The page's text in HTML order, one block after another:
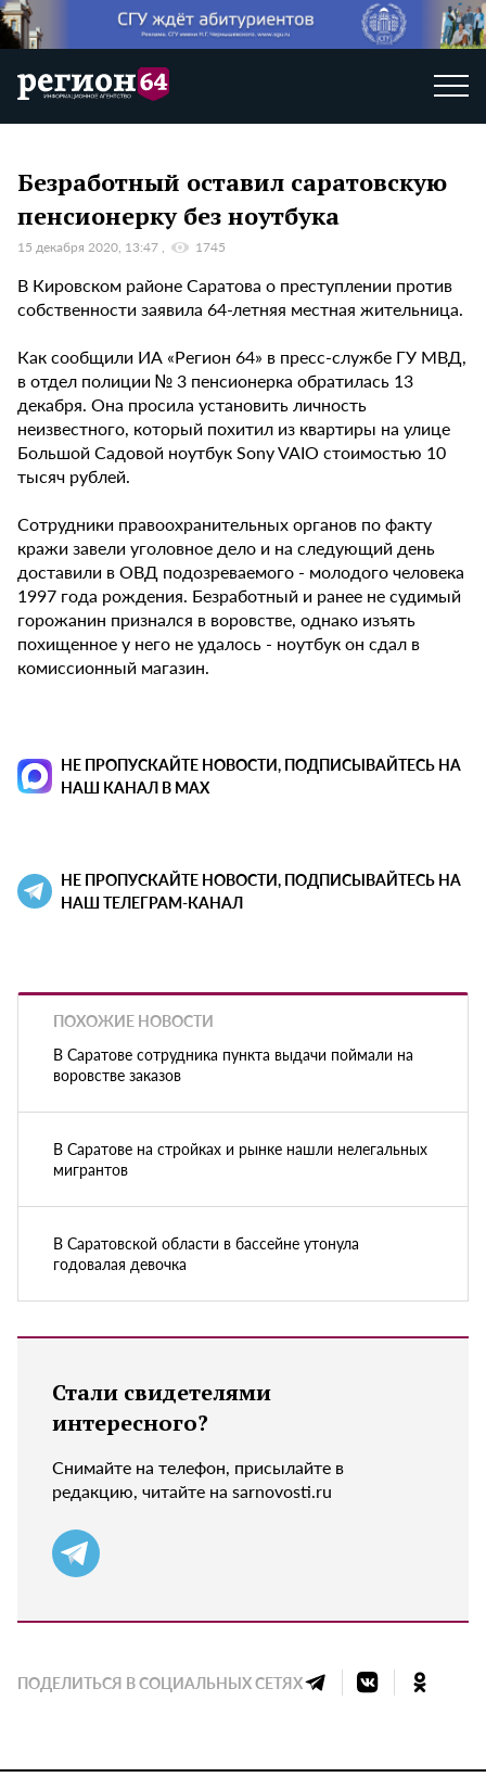
Безработный оставил саратовскую
пенсионерку без ноутбука
15 декабря 2020, 13:47 1745
В Кировском районе Саратова о преступлении против
собственности заявила 64-летняя местная жительница.
Как сообщили ИА «Регион 64» в пресс-службе ГУ МВД,
в отдел полиции № 3 пенсионерка обратилась 13
декабря. Она просила установить личность
неизвестного, который похитил из квартиры на улице
Большой Садовой ноутбук Sony VAIO стоимостью 10
тысяч рублей.
Сотрудники правоохранительных органов по факту
кражи завели уголовное дело и на следующий день
доставили в ОВД подозреваемого - молодого человека
1997 года рождения. Безработный и ранее не судимый
горожанин признался в воровстве, однако изъять
похищенное у него не удалось - ноутбук он сдал в
комиссионный магазин.
НЕ ПРОПУСКАЙТЕ НОВОСТИ, ПОДПИСЫВАЙТЕСЬ НА
НАШ КАНАЛ В MAX
НЕ ПРОПУСКАЙТЕ НОВОСТИ, ПОДПИСЫВАЙТЕСЬ НА
НАШ ТЕЛЕГРАМ-КАНАЛ
ПОХОЖИЕ НОВОСТИ
В Саратове сотрудника пункта выдачи поймали на
воровстве заказов
В Саратове на стройках и рынке нашли нелегальных
мигрантов
В Саратовской области в бассейне утонула
годовалая девочка
Стали свидетелями
интересного?
Снимайте на телефон, присылайте в
редакцию, читайте на sarnovosti.ru
ПОДЕЛИТЬСЯ В СОЦИАЛЬНЫХ СЕТЯХ